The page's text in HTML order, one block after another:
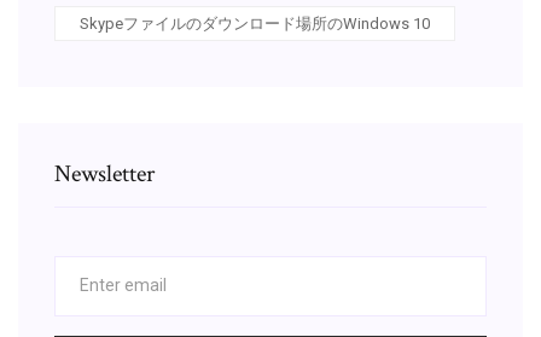
Skypeファイルのダウンロード場所のWindows 10
Newsletter